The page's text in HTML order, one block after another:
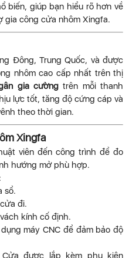
biến, giúp bạn hiểu rõ hơn về
gia công cửa nhôm Xingfa.
Đông, Trung Quốc, và được
nhôm cao cấp nhất trên thị
gia cườngtrên mỗi thanh
lực tốt, tăng độ cứng cáp và
theo thời gian.
Xingfa
viên đến công trình để đo
hướng mở phù hợp.
:
sổ.
đi.
kính cố định.
máy CNC để đảm bảo độ